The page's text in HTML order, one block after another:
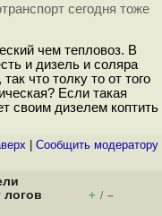
сегодня тоже
чем тепловоз. В
и дизель и соляра
что толку то от того
Если такая
своим дизелем коптить
Cообщить модератору
логов
+ / –